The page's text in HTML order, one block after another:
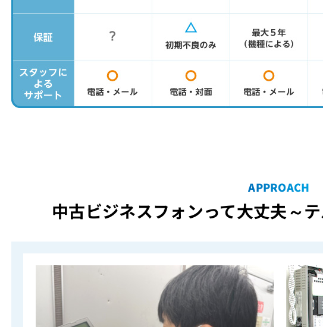
APPROACH
中古ビジネスフォンって大丈夫～